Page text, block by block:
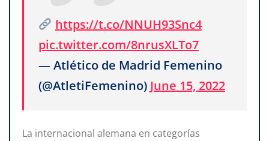
https://t.co/NNUH93Snc4
pic.twitter.com/8nrusXLTo7
— Atlético de Madrid Femenino
(@AtletiFemenino) June 15, 2022
La internacional alemana en categorías